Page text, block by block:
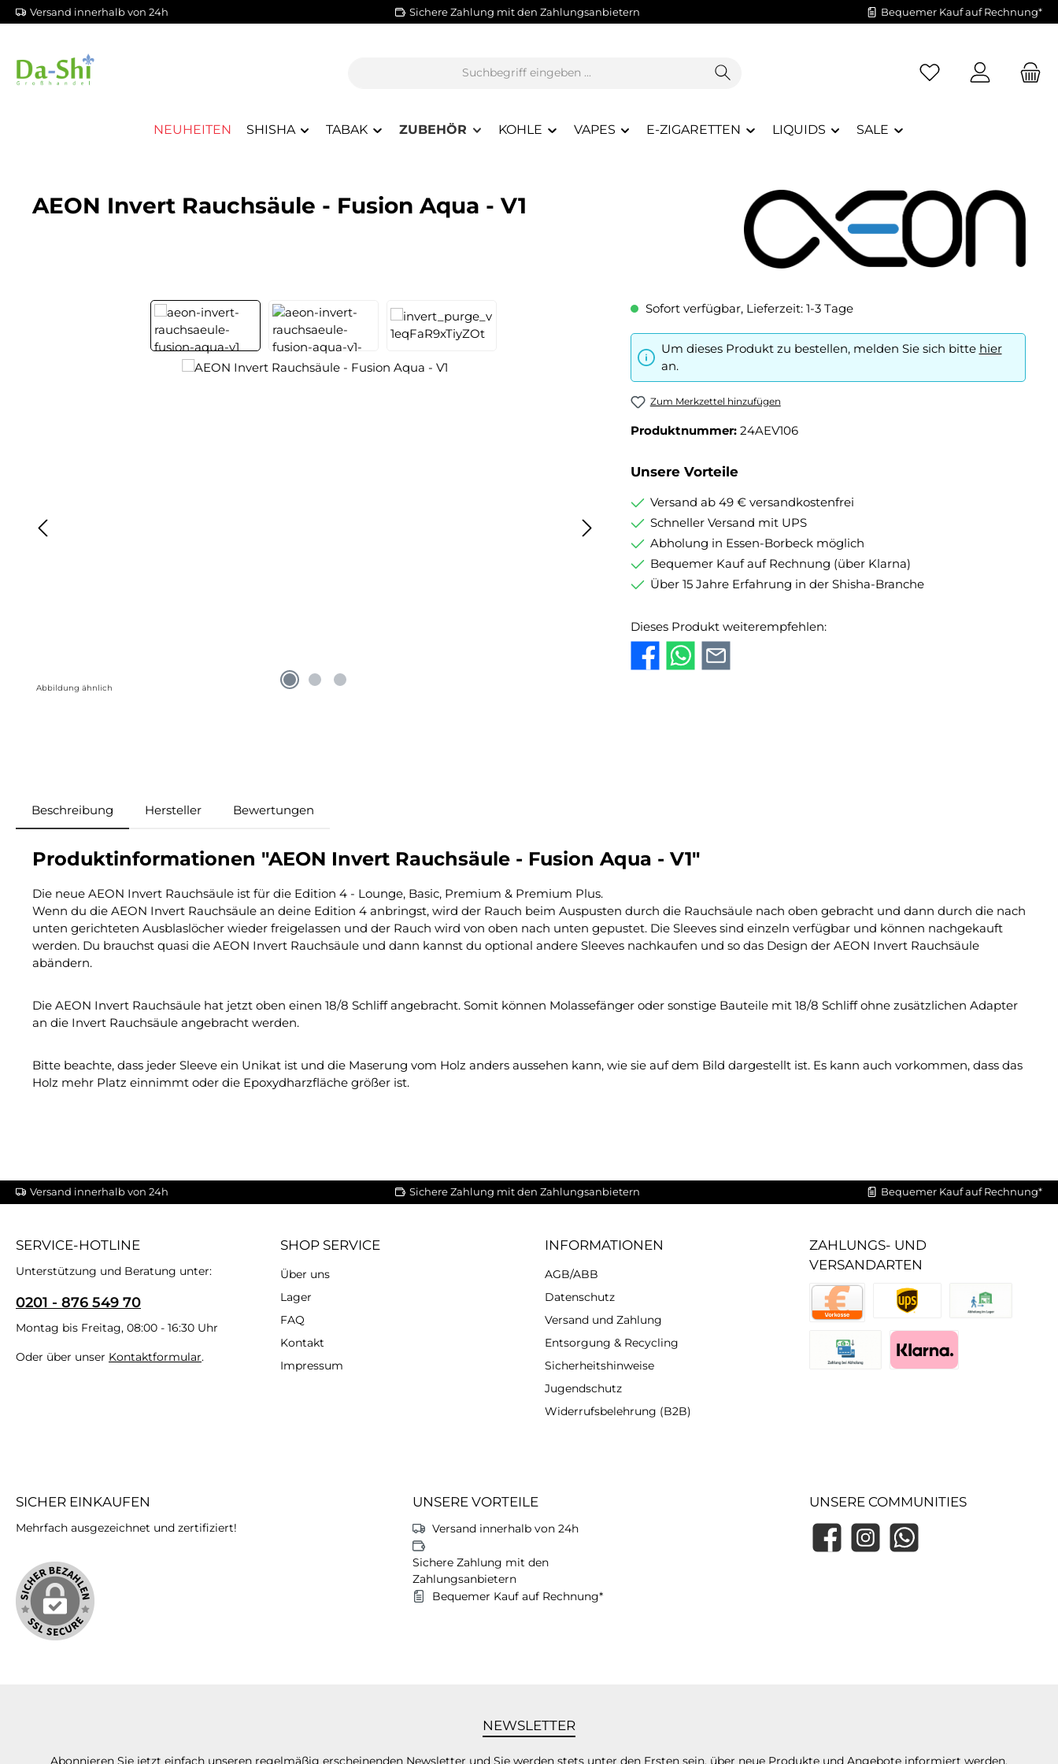
Hauptinhalt springen
Zur Suche springen
Zur Hauptnavigation springen
Versand innerhalb von 24h Sichere Zahlung mit den Zahlungsanbietern Bequemer Kauf auf Rechnung*
Du hast 0 Produkte
NEUHEITEN SHISHA TABAK ZUBEHÖR KOHLE VAPES E-ZIGARETTEN LIQUIDS SALE
AEON Invert Rauchsäule - Fusion Aqua - V1
Bildergalerie überspringen
Abbildung ähnlich
Sofort verfügbar, Lieferzeit: 1-3 Tage
Um dieses Produkt zu bestellen, melden Sie sich bitte hier
an.
Zum Merkzettel hinzufügen
Produktnummer: 24AEV106
Unsere Vorteile
Versand ab 49 € versandkostenfrei
Schneller Versand mit UPS
Abholung in Essen-Borbeck möglich
Bequemer Kauf auf Rechnung (über Klarna)
Über 15 Jahre Erfahrung in der Shisha-Branche
Dieses Produkt weiterempfehlen:
Beschreibung Hersteller Bewertungen
Produktinformationen "AEON Invert Rauchsäule - Fusion Aqua - V1"
Die neue AEON Invert Rauchsäule ist für die Edition 4 - Lounge, Basic, Premium & Premium Plus.
Wenn du die AEON Invert Rauchsäule an deine Edition 4 anbringst, wird der Rauch beim Auspusten durch die Rauchsäule nach oben gebracht und dann durch die nach
unten gerichteten Ausblaslöcher wieder freigelassen und der Rauch wird von oben nach unten gepustet. Die Sleeves sind einzeln verfügbar und können nachgekauft
werden. Du brauchst quasi die AEON Invert Rauchsäule und dann kannst du optional andere Sleeves nachkaufen und so das Design der AEON Invert Rauchsäule
abändern.
Die AEON Invert Rauchsäule hat jetzt oben einen 18/8 Schliff angebracht. Somit können Molassefänger oder sonstige Bauteile mit 18/8 Schliff ohne zusätzlichen Adapter
an die Invert Rauchsäule angebracht werden.
Bitte beachte, dass jeder Sleeve ein Unikat ist und die Maserung vom Holz anders aussehen kann, wie sie auf dem Bild dargestellt ist. Es kann auch vorkommen, dass das
Holz mehr Platz einnimmt oder die Epoxydharzfläche größer ist.
Versand innerhalb von 24h Sichere Zahlung mit den Zahlungsanbietern Bequemer Kauf auf Rechnung*
SERVICE-HOTLINE
Unterstützung und Beratung unter:
0201 - 876 549 70
Montag bis Freitag, 08:00 - 16:30 Uhr
Oder über unser Kontaktformular.
SHOP SERVICE
Über uns
Lager
FAQ
Kontakt
Impressum
INFORMATIONEN
AGB/ABB
Datenschutz
Versand und Zahlung
Entsorgung & Recycling
Sicherheitshinweise
Jugendschutz
Widerrufsbelehrung (B2B)
ZAHLUNGS- UND
VERSANDARTEN
SICHER EINKAUFEN
Mehrfach ausgezeichnet und zertifiziert!
UNSERE VORTEILE
Versand innerhalb von 24h
Sichere Zahlung mit den
Zahlungsanbietern
Bequemer Kauf auf Rechnung*
UNSERE COMMUNITIES
FacebookInstagramWhatsApp
NEWSLETTER
Abonnieren Sie jetzt einfach unseren regelmäßig erscheinenden Newsletter und Sie werden stets unter den Ersten sein, über neue Produkte und Angebote informiert werden.